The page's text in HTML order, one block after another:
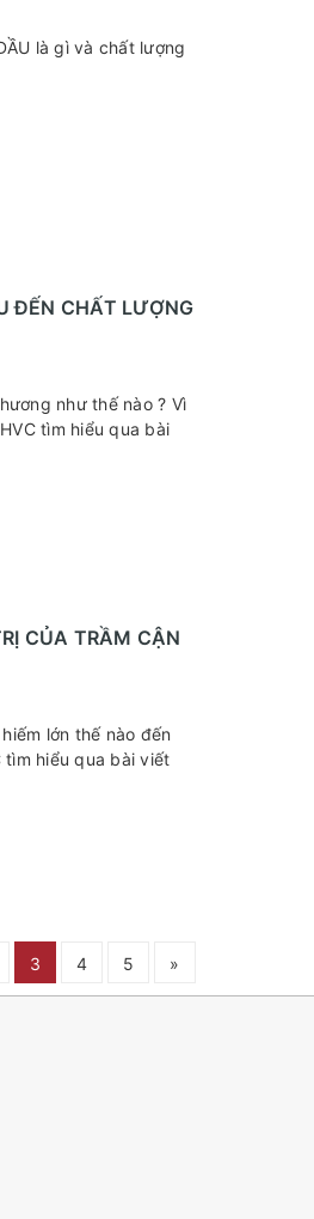
là gì và chất lượng
ĐẾN CHẤT LƯỢNG
như thế nào ? Vì
CỦA TRẦM CẬN
lớn thế nào đến
tìm hiểu qua bài viết
3 4 5 »